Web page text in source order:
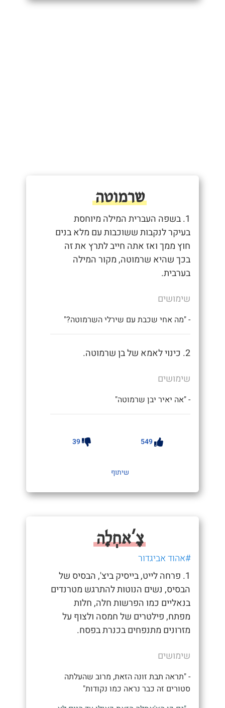
שרמוטה
1. בשפה העברית המילה מיוחסת
בעיקר לנקבות ששוכבות עם מלא בנים
חוץ ממך ואז אתה חייב לתרץ את זה
בכך שהיא שרמוטה, מקור המילה
בערבית.
שימושים
- "מה אחי שכבת עם שירלי השרמוטה?"
2. כינוי לאמא של בן שרמוטה.
שימושים
- "אה יאיר יבן שרמוטה"
549
39
שיתוף
צָ'אחְלָה
#אהוד אביגדור
1. פרחה לייט, בייסיק ביצ', הבסיס של
הבסיס, נשים הנוטות להתרגש מטרנדים
בנאליים כמו הפרשות חלה, חלות
מפתח, פילטרים של חמסה ולצוף על
מזרונים מתנפחים בכנרת בפסח.
שימושים
- "תראה תבת זונה הזאת, מרוב שהעלתה
סטורים זה כבר נראה כמו נקודות"